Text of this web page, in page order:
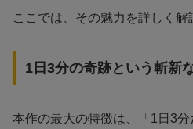
ここでは、その魅力を詳しく解
1日3分の奇跡という斬新
本作の最大の特徴は、「1日3